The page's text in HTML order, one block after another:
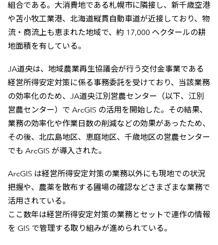
組合である。大消費地である札幌市に隣接し、新千歳空港
や苫小牧工業港、北海道縦貫自動車道が近接しており、物
流・商流上も恵まれた地域で、約 17,000 ヘクタールの耕
地面積を有している。
JA道央は、地域農業再生協議会が行う交付金事業である
経営所得安定対策に係る事務委託を受けており、当該業務
の効率化のため、JA道央江別営農センター（以下、江別
営農センター）で ArcGIS の活用を開始した。その結果、
業務の効率化や作業日数の削減などの効果があったため、
その後、北広島地区、恵庭地区、千歳地区の営農センター
でも ArcGIS が導入された。
ArcGIS は経営所得安定対策の業務以外にも現地での状況
把握や、農薬を散布する圃場の確認などさまざまな業務で
活用されている。
ここ数年は経営所得安定対策の業務とセットで連作の情報
を GIS で管理する取り組みが進められている。